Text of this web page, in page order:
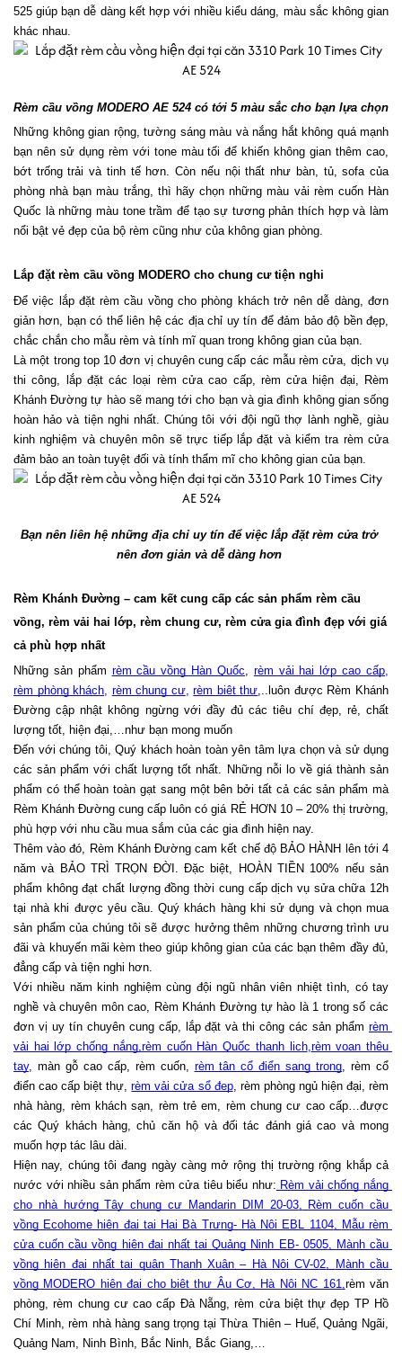
525 giúp bạn dễ dàng kết hợp với nhiều kiểu dáng, màu sắc không gian
khác nhau.
Rèm cầu vồng MODERO AE 524 có tới 5 màu sắc cho bạn lựa chọn
Những không gian rộng, tường sáng màu và nắng hắt không quá mạnh
bạn nên sử dụng rèm với tone màu tối để khiến không gian thêm cao,
bớt trống trải và tinh tế hơn. Còn nếu nội thất như bàn, tủ, sofa của
phòng nhà bạn màu trắng, thì hãy chọn những màu vải rèm cuốn Hàn
Quốc là những màu tone trầm để tạo sự tương phản thích hợp và làm
nổi bật vẻ đẹp của bộ rèm cũng như của không gian phòng.
Lắp đặt rèm cầu vồng MODERO cho chung cư tiện nghi
Để việc lắp đặt rèm cầu vồng cho phòng khách trở nên dễ dàng, đơn
giản hơn, bạn có thể liên hệ các địa chỉ uy tín để đảm bảo độ bền đẹp,
chắc chắn cho mẫu rèm và tính mĩ quan trong không gian của bạn.
Là một trong top 10 đơn vị chuyên cung cấp các mẫu rèm cửa, dịch vụ
thi công, lắp đặt các loại rèm cửa cao cấp, rèm cửa hiện đại, Rèm
Khánh Đường tự hào sẽ mang tới cho bạn và gia đình không gian sống
hoàn hảo và tiện nghi nhất. Chúng tôi với đội ngũ thợ lành nghề, giàu
kinh nghiệm và chuyên môn sẽ trực tiếp lắp đặt và kiểm tra rèm cửa
đảm bảo an toàn tuyệt đối và tính thẩm mĩ cho không gian của bạn.
Bạn nên liên hệ những địa chỉ uy tín để việc lắp đặt rèm cửa trở
nên đơn giản và dễ dàng hơn
Rèm Khánh Đường – cam kết cung cấp các sản phẩm rèm cầu
vồng, rèm vải hai lớp, rèm chung cư, rèm cửa gia đình đẹp với giá
cả phù hợp nhất
Những sản phẩm rèm cầu vồng Hàn Quốc, rèm vải hai lớp cao cấp
rèm phòng khách, rèm chung cư, rèm biệt thự,..luôn được Rèm Khánh
Đường cập nhật không ngừng với đầy đủ các tiêu chí đẹp, rẻ, chất
lượng tốt, hiện đại,…như bạn mong muốn
Đến với chúng tôi, Quý khách hoàn toàn yên tâm lựa chọn và sử dụng
các sản phẩm với chất lượng tốt nhất. Những nỗi lo về giá thành sản
phẩm có thể hoàn toàn gạt sang một bên bởi tất cả các sản phẩm mà
Rèm Khánh Đường cung cấp luôn có giá RẺ HƠN 10 – 20% thị trường,
phù hợp với nhu cầu mua sắm của các gia đình hiện nay.
Thêm vào đó, Rèm Khánh Đường cam kết chế độ BẢO HÀNH lên tới 4
năm và BẢO TRÌ TRỌN ĐỜI. Đặc biệt, HOÀN TIỀN 100% nếu sản
phẩm không đạt chất lượng đồng thời cung cấp dịch vụ sửa chữa 12h
tại nhà khi được yêu cầu. Quý khách hàng khi sử dụng và chọn mua
sản phẩm của chúng tôi sẽ được hưởng thêm những chương trình ưu
đãi và khuyến mãi kèm theo giúp không gian của các bạn thêm đầy đủ,
đẳng cấp và tiện nghi hơn.
Với nhiều năm kinh nghiệm cùng đội ngũ nhân viên nhiệt tình, có tay
nghề và chuyên môn cao, Rèm Khánh Đường tự hào là 1 trong số các
đơn vị uy tín chuyên cung cấp, lắp đặt và thi công các sản phẩm rèm
vải hai lớp chống nắng,rèm cuốn Hàn Quốc thanh lịch,rèm voan thêu
tay, màn gỗ cao cấp, rèm cuốn, rèm tân cổ điển sang trọng, rèm cổ
điển cao cấp biệt thự, rèm vải cửa sổ đẹp, rèm phòng ngủ hiện đại, rèm
nhà hàng, rèm khách sạn, rèm trẻ em, rèm chung cư cao cấp…được
các Quý khách hàng, chủ căn hộ và đối tác đánh giá cao và mong
muốn hợp tác lâu dài.
Hiện nay, chúng tôi đang ngày càng mở rộng thị trường rộng khắp cả
nước với nhiều sản phẩm rèm cửa tiêu biểu như: Rèm vải chống nắng
cho nhà hướng Tây chung cư Mandarin DIM 20-03, Rèm cuốn cầu
vồng Ecohome hiện đại tại Hai Bà Trưng- Hà Nội EBL 1104, Mẫu rèm
cửa cuốn cầu vồng hiện đại nhất tại Quảng Ninh EB- 0505, Mành cầu
vồng hiện đại nhất tại quận Thanh Xuân – Hà Nội CV-02,
Mành cầu
vồng MODERO hiện đại cho biệt thự Âu Cơ, Hà Nội NC 161,rèm văn
phòng, rèm chung cư cao cấp Đà Nẵng, rèm cửa biệt thự đẹp TP Hồ
Chí Minh, rèm nhà hàng sang trọng tại Thừa Thiên – Huế, Quảng Ngãi,
Quảng Nam, Ninh Bình, Bắc Ninh, Bắc Giang,…